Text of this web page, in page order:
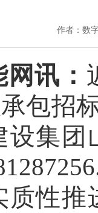
作者：数
讯：
包招
设集
质性